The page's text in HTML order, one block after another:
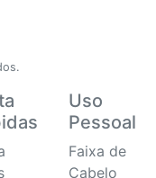
Uso
Pessoal
Faixa de
Cabelo